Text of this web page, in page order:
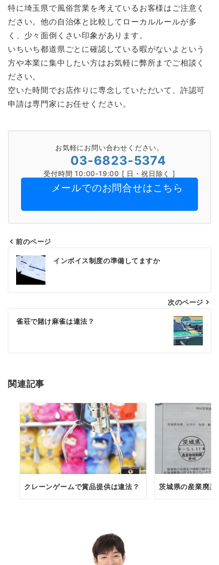
特に埼玉県で風俗営業を考えているお客様はご注意く
ださい。他の自治体と比較してローカルルールが多
く、少々面倒くさい印象があります。
いちいち都道県ごとに確認している暇がないよという
方や本業に集中したい方はお気軽に弊所までご相談く
ださい。
空いた時間でお店作りに専念していただいて、許認可
申請は専門家にお任せください。
お気軽にお問い合わせください。
03-6823-5374
受付時間 10:00-19:00 [ 日・祝日除く ]
メールでのお問合せはこちら
投
稿
ナ
ビ
ゲ
シ
ン
前のページ
インボイス制度の準備してますか
次のページ
雀荘で賭け麻雀は違法？
関連記事
クレーンゲームで賞品提供は違法？ 茨城県の産業廃